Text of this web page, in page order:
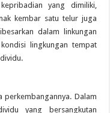
yang dimiliki,
kembar satu telur juga
dalam linkungan
lingkungan tempat
Dalam
yang bersangkutan